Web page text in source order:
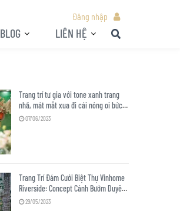
Đăng nhập
BLOG LIÊN HỆ
Trang trí tư gia với tone xanh trang
nhã, mát mắt xua đi cái nóng oi bức
của mùa hè Hà Nội
07/06/2023
Trang Trí Đám Cưới Biệt Thự Vinhome
Riverside: Concept Cánh Bướm Duyên
Dáng
29/05/2023